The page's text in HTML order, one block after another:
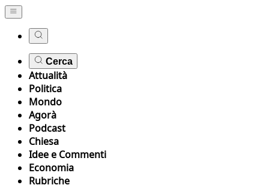
Cerca
Attualità
Politica
Mondo
Agorà
Podcast
Chiesa
Idee e Commenti
Economia
Rubriche